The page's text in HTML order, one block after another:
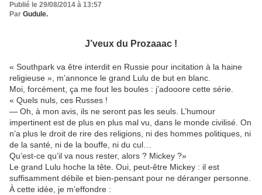
Publié le 29/08/2014 à 13:57
Par Gudule.
J’veux du Prozaaac !
« Southpark va être interdit en Russie pour incitation à la haine
religieuse », m’annonce le grand Lulu de but en blanc.
Moi, forcément, ça me fout les boules : j’adooore cette série.
« Quels nuls, ces Russes !
— Oh, à mon avis, ils ne seront pas les seuls. L’humour
impertinent est de plus en plus mal vu, dans le monde civilisé. On
n’a plus le droit de rire des religions, ni des hommes politiques, ni
de la santé, ni de la bouffe, ni du cul…
Qu’est-ce qu’il va nous rester, alors ? Mickey ?»
Le grand Lulu hoche la tête. Oui, peut-être Mickey : il est
suffisamment débile et bien-pensant pour ne déranger personne.
À cette idée, je m’effondre :